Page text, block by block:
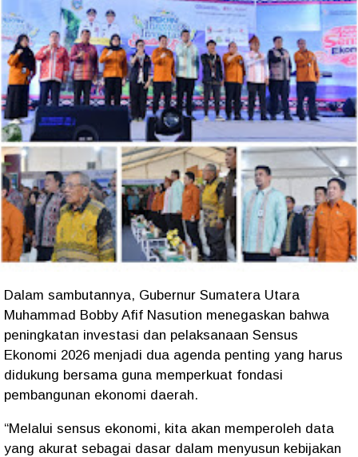
Dalam sambutannya, Gubernur Sumatera Utara
Muhammad Bobby Afif Nasution menegaskan bahwa
peningkatan investasi dan pelaksanaan Sensus
Ekonomi 2026 menjadi dua agenda penting yang harus
didukung bersama guna memperkuat fondasi
pembangunan ekonomi daerah.
“Melalui sensus ekonomi, kita akan memperoleh data
yang akurat sebagai dasar dalam menyusun kebijakan